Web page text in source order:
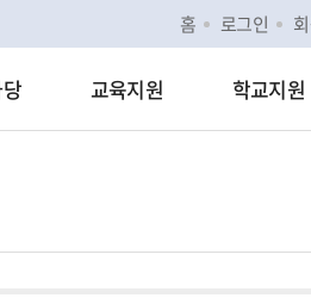
홈 로그인
교육지원 학교지원